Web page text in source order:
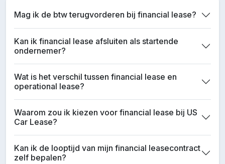
Mag ik de btw terugvorderen bij financial lease?
Kan ik financial lease afsluiten als startende
ondernemer?
Wat is het verschil tussen financial lease en
operational lease?
Waarom zou ik kiezen voor financial lease bij US
Car Lease?
Kan ik de looptijd van mijn financial leasecontract
zelf bepalen?